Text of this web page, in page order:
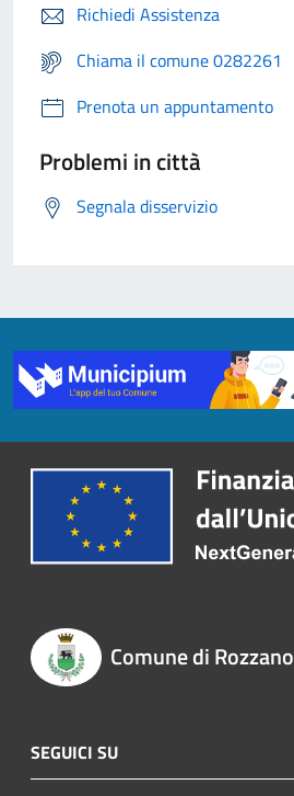
Richiedi Assistenza
Chiama il comune 0282261
Prenota un appuntamento
Problemi in città
Segnala disservizio
Comune di Rozzano
SEGUICI SU